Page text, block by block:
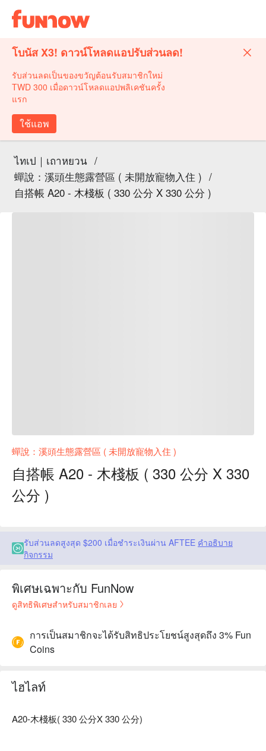
โบนัส X3! ดาวน์โหลดแอปรับส่วนลด!
รับส่วนลดเป็นของขวัญต้อนรับสมาชิกใหม่
TWD 300 เมื่อดาวน์โหลดแอปพลิเคชันครั้ง
แรก
ใช้แอพ
ไทเป｜เถาหยวน /
蟬說：溪頭生態露營區 ( 未開放寵物入住 ) /
自搭帳 A20 - 木棧板 ( 330 公分 X 330 公分 )
蟬說：溪頭生態露營區 ( 未開放寵物入住 )
自搭帳 A20 - 木棧板 ( 330 公分 X 330
公分 )
รับส่วนลดสูงสุด $200 เมื่อชำระเงินผ่าน AFTEE คำอธิบาย
กิจกรรม
พิเศษเฉพาะกับ FunNow
ดูสิทธิพิเศษสำหรับสมาชิกเลย
การเป็นสมาชิกจะได้รับสิทธิประโยชน์สูงสุดถึง 3% Fun
Coins
ไฮไลท์
A20-木棧板( 330 公分X 330 公分)